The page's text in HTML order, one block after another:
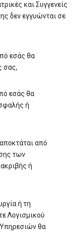
και Συγγενείς
δεν εγγυώνται σε
εσάς θα
σας,
εσάς θα
ή
από
των
ή
ή τη
Λογισμικού
θα